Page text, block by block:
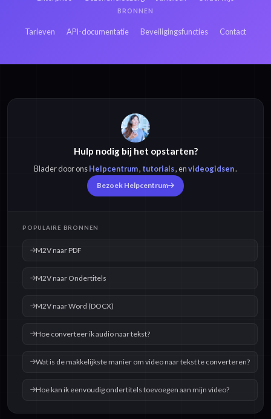
BRONNEN
Tarieven API-documentatie Beveiligingsfuncties Contact
Hulp nodig bij het opstarten?
Blader door onsHelpcentrum, tutorials, envideogidsen.
Bezoek Helpcentrum
POPULAIRE BRONNEN
M2V naar PDF
M2V naar Ondertitels
M2V naar Word (DOCX)
Hoe converteer ik audio naar tekst?
Wat is de makkelijkste manier om video naar tekst te converteren?
Hoe kan ik eenvoudig ondertitels toevoegen aan mijn video?